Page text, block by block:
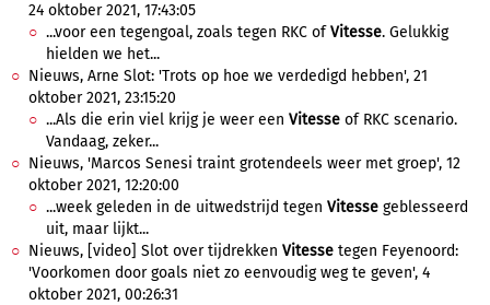
24 oktober 2021, 17:43:05
...voor een tegengoal, zoals tegen RKC ofVitesse. Gelukkig
hielden we het...
Nieuws, Arne Slot: 'Trots op hoe we verdedigd hebben', 21
oktober 2021, 23:15:20
...Als die erin viel krijg je weer een Vitesse of RKC scenario.
Vandaag, zeker...
Nieuws, 'Marcos Senesi traint grotendeels weer met groep', 12
oktober 2021, 12:20:00
...week geleden in de uitwedstrijd tegen Vitesse geblesseerd
uit, maar lijkt...
Nieuws, [video] Slot over tijdrekken Vitesse tegen Feyenoord:
'Voorkomen door goals niet zo eenvoudig weg te geven', 4
oktober 2021, 00:26:31